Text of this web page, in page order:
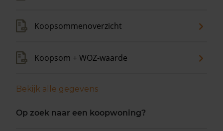
Koopsommenoverzicht
Koopsom + WOZ-waarde
Bekijk alle gegevens
Op zoek naar een koopwoning?